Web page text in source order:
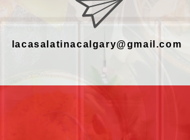
lacasalatinacalgary@gmail.com